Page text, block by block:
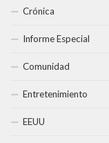
Crónica
Informe Especial
Comunidad
Entretenimiento
EEUU